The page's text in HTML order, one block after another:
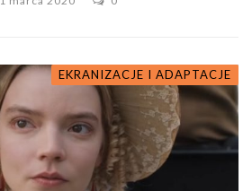
EKRANIZACJE I ADAPTACJE